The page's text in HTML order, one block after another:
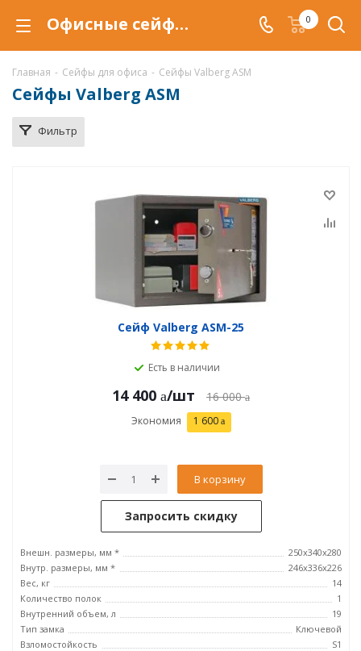
Офисные сейфы Valberg ASM в Ханты-Мансийске, купить сейфы Valberg ASM по низкой цене, доставка сейфов в Ханты-Мансийске 0
Главная - Сейфы для офиса - Сейфы Valberg ASM
Сейфы Valberg ASM
Фильтр
Сейф Valberg ASM-25
Есть в наличии
14 400 /шт 16 000
Экономия 1 600
В корзину
Запросить скидку
Внешн. размеры, мм *
250x340x280
Внутр. размеры, мм *
246х336х226
Вес, кг
14
Количество полок
1
Внутренний объем, л
19
Тип замка
Ключевой
Взломостойкость
S1